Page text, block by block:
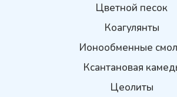
Цветной песок
Коагулянты
Ионообменные
Ксантановая
Цеолиты